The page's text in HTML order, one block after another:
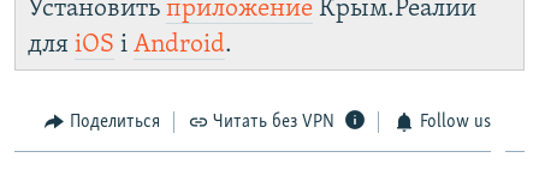
Установить приложение Крым.Реалии
для iOS і Android.
Поделиться Читать без VPN Follow us